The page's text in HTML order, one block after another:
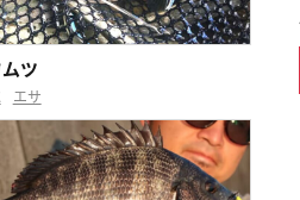
ツ
エサ